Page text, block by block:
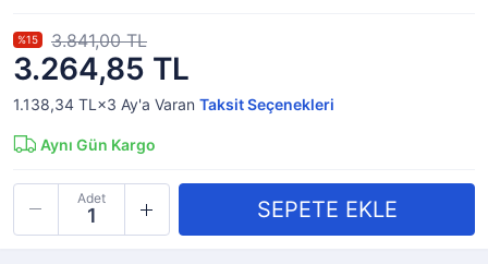
3.264,85 TL
%15 3.841,00 TL
1.138,34 TL×3 Ay'a Varan Taksit Seçenekleri
Aynı Gün Kargo
Adet